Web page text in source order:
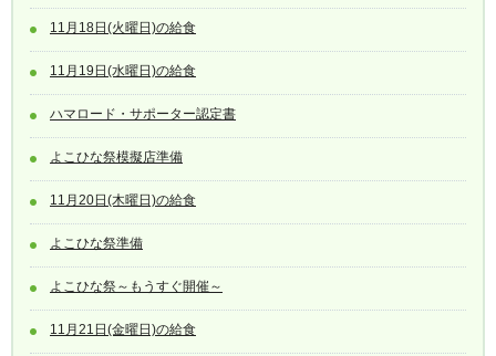
11月18日(火曜日)の給食
11月19日(水曜日)の給食
ハマロード・サポーター認定書
よこひな祭模擬店準備
11月20日(木曜日)の給食
よこひな祭準備
よこひな祭～もうすぐ開催～
11月21日(金曜日)の給食